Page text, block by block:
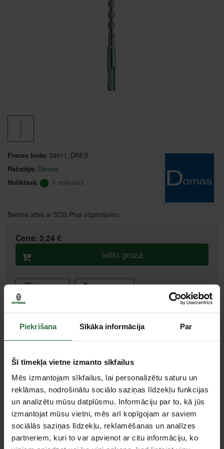
Piekrišana Sīkāka informācija Par
Šī tīmekļa vietne izmanto sīkfailus
Mēs izmantojam sīkfailus, lai personalizētu saturu un
reklāmas, nodrošinātu sociālo saziņas līdzekļu funkcijas
un analizētu mūsu datplūsmu. Informāciju par to, kā jūs
izmantojat mūsu vietni, mēs arī kopīgojam ar saviem
sociālās saziņas līdzekļu, reklamēšanas un analīzes
partneriem, kuri to var apvienot ar citu informāciju, ko
Preces kods: 24611_DREB
Ražotājs: Domas
Noliktavā:
Ir noliktavā
Betona urbis ar SDS Plus stiprinājumu.
Cena: 3,24 €
Ielikt grozā
Salīdzināt Ieteikt cenu
Valmiera, Stacijas iela 38, Valmiera
Specifikācija
Stiprinājums
SDS-Plus
Garums
110 mm